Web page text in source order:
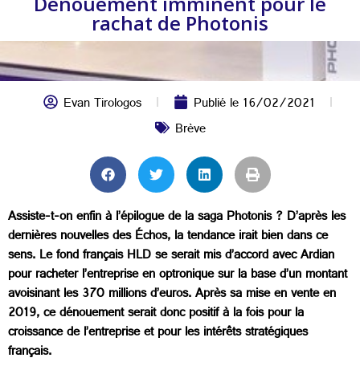
rachat de Photonis
Evan Tirologos Publié le16/02/2021
Brève
Assiste-t-on enfin à l’épilogue de la saga Photonis ? D’après les
dernières nouvelles des Échos, la tendance irait bien dans ce
sens. Le fond français HLD se serait mis d’accord avec Ardian
pour racheter l’entreprise en optronique sur la base d’un montant
avoisinant les 370 millions d’euros. Après sa mise en vente en
2019, ce dénouement serait donc positif à la fois pour la
croissance de l’entreprise et pour les intérêts stratégiques
français.